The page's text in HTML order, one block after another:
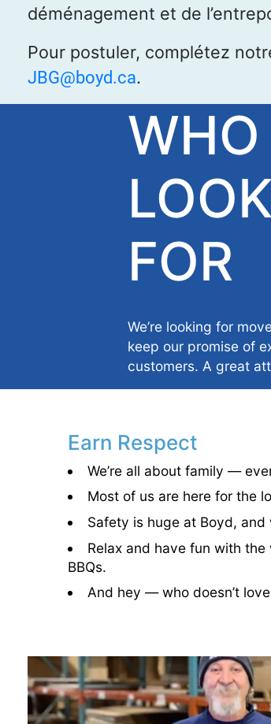
déménagement et de
Pour postuler, complétez
JBG@boyd.ca.
WHO
FOR
We’re looking for
keep our promise of
customers. A great
Earn Respect
We’re all about family —
Most of us are here for the
Safety is huge at Boyd,
Relax and have fun with
BBQs.
And hey — who doesn’t